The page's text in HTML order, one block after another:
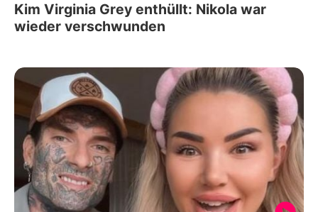
Kim Virginia Grey enthüllt: Nikola war
wieder verschwunden